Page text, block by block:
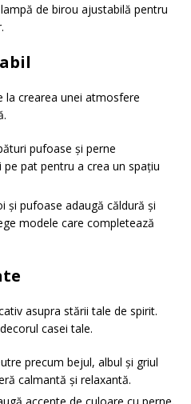
de birou ajustabilă pentru
crearea unei atmosfere
pufoase și perne
pat pentru a crea un spațiu
și pufoase adaugă căldură și
modele care completează
asupra stării tale de spirit.
casei tale.
precum bejul, albul și griul
calmantă și relaxantă.